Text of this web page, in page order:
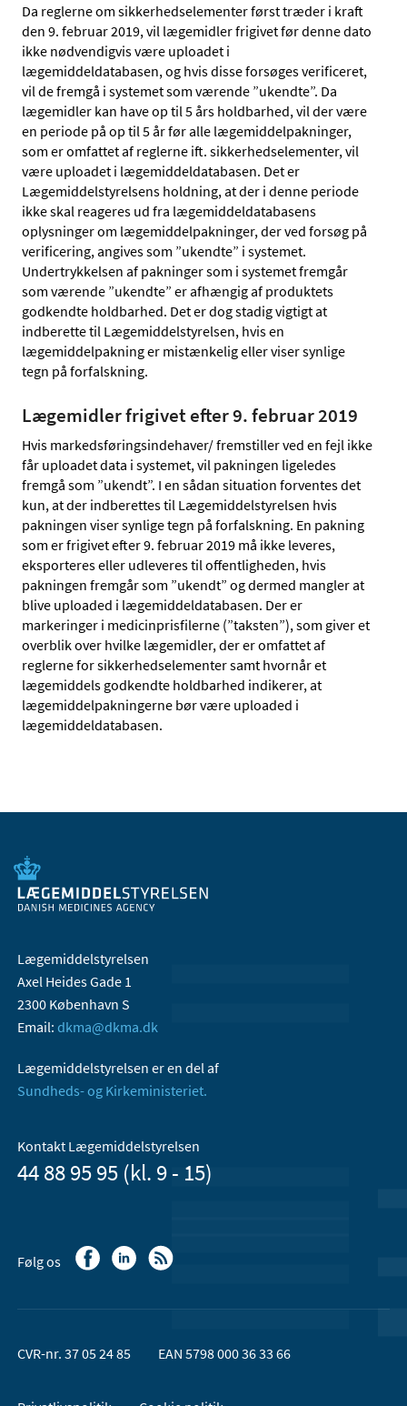
Da reglerne om sikkerhedselementer først træder i kraft
den 9. februar 2019, vil lægemidler frigivet før denne dato
ikke nødvendigvis være uploadet i
lægemiddeldatabasen, og hvis disse forsøges verificeret,
vil de fremgå i systemet som værende ”ukendte”. Da
lægemidler kan have op til 5 års holdbarhed, vil der være
en periode på op til 5 år før alle lægemiddelpakninger,
som er omfattet af reglerne ift. sikkerhedselementer, vil
være uploadet i lægemiddeldatabasen. Det er
Lægemiddelstyrelsens holdning, at der i denne periode
ikke skal reageres ud fra lægemiddeldatabasens
oplysninger om lægemiddelpakninger, der ved forsøg på
verificering, angives som ”ukendte” i systemet.
Undertrykkelsen af pakninger som i systemet fremgår
som værende ”ukendte” er afhængig af produktets
godkendte holdbarhed. Det er dog stadig vigtigt at
indberette til Lægemiddelstyrelsen, hvis en
lægemiddelpakning er mistænkelig eller viser synlige
tegn på forfalskning.
Lægemidler frigivet efter 9. februar 2019
Hvis markedsføringsindehaver/ fremstiller ved en fejl ikke
får uploadet data i systemet, vil pakningen ligeledes
fremgå som ”ukendt”. I en sådan situation forventes det
kun, at der indberettes til Lægemiddelstyrelsen hvis
pakningen viser synlige tegn på forfalskning. En pakning
som er frigivet efter 9. februar 2019 må ikke leveres,
eksporteres eller udleveres til offentligheden, hvis
pakningen fremgår som ”ukendt” og dermed mangler at
blive uploaded i lægemiddeldatabasen. Der er
markeringer i medicinprisfilerne (”taksten”), som giver et
overblik over hvilke lægemidler, der er omfattet af
reglerne for sikkerhedselementer samt hvornår et
lægemiddels godkendte holdbarhed indikerer, at
lægemiddelpakningerne bør være uploaded i
lægemiddeldatabasen.
Lægemiddelstyrelsen
Axel Heides Gade 1
2300 København S
Email: dkma@dkma.dk
Lægemiddelstyrelsen er en del af
Sundheds- og Kirkeministeriet.
Kontakt Lægemiddelstyrelsen
44 88 95 95 (kl. 9 - 15)
Følg os
CVR-nr. 37 05 24 85 EAN 5798 000 36 33 66